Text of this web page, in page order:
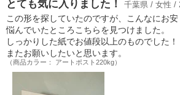
とても気に入りました！ 千葉県 / 女性 /
この形を探していたのですが、こんなにお安
悩んでいたところこちらを見つけました。
しっかりした紙でお値段以上のものでした！
またお願いしたいと思います。
（商品カラー： アートポスト220kg）